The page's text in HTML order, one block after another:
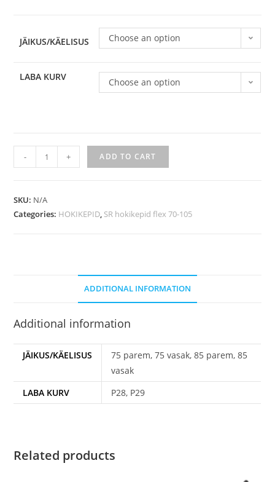
JÄIKUS/KÄELISUS Choose an option
LABA KURV Choose an option
- + ADD TO CART
SKU: N/A
Categories: HOKIKEPID, SR hokikepid flex 70-105
ADDITIONAL INFORMATION
Additional information
JÄIKUS/KÄELISUS
75 parem, 75 vasak, 85 parem, 85
vasak
LABA KURV
P28, P29
Related products